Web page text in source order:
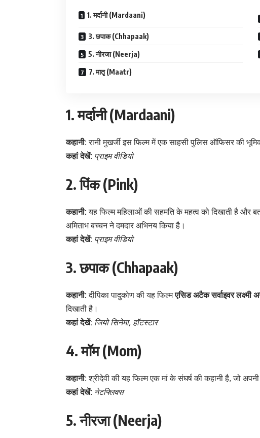
1. मर्दानी (Mardaani)
3. छपाक (Chhapaak)
5. नीरजा (Neerja)
7. मातृ (Maatr)
1. मर्दानी (Mardaani)
कहानी: रानी मुखर्जी इस फिल्म में एक साहसी पुलिस ऑफिसर की
कहां देखें: प्राइम वीडियो
2. पिंक (Pink)
कहानी: यह फिल्म महिलाओं की सहमति के महत्व को दिखाती है और
अमिताभ बच्चन ने दमदार अभिनय किया है।
कहां देखें: प्राइम वीडियो
3. छपाक (Chhapaak)
कहानी: दीपिका पादुकोण की यह फिल्मएसिड अटैक सर्वाइवर लक्ष्मी
दिखाती है।
कहां देखें: जियो सिनेमा, हॉटस्टार
4. मॉम (Mom)
कहानी: श्रीदेवी की यह फिल्म एक मां के संघर्ष की कहानी है, जो
कहां देखें: नेटफ्लिक्स
5. नीरजा (Neerja)